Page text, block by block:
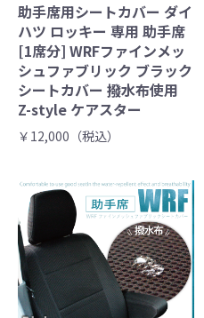
助手席用シートカバー ダイ
ハツ ロッキー 専用 助手席
[1席分] WRFファインメッ
シュファブリック ブラック
シートカバー 撥水布使用
Z-style ケアスター
￥12,000（税込）